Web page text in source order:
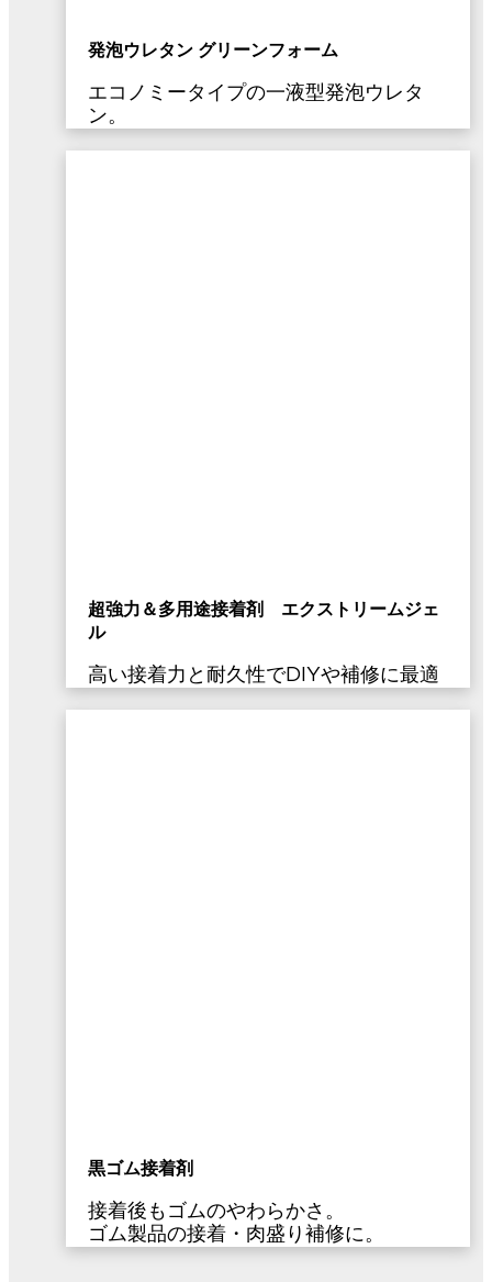
発泡ウレタン グリーンフォーム
エコノミータイプの一液型発泡ウレタ
ン。
超強力＆多用途接着剤 エクストリームジェ
ル
高い接着力と耐久性でDIYや補修に最適
黒ゴム接着剤
接着後もゴムのやわらかさ。
ゴム製品の接着・肉盛り補修に。